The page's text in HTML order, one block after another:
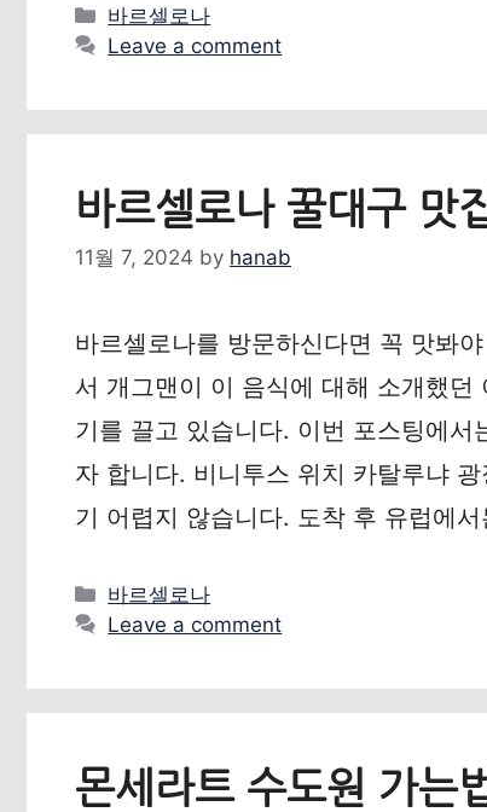
Categories
바르셀로나
Leave a comment
바르셀로나 꿀대구 맛
11월 7, 2024 by hanab
바르셀로나를 방문하신다면 꼭 맛봐
서 개그맨이 이 음식에 대해 소개했
기를 끌고 있습니다. 이번 포스팅에
자 합니다. 비니투스 위치 카탈루냐
기 어렵지 않습니다. 도착 후 유럽에
Categories
바르셀로나
Leave a comment
몬세라트 수도원 가는